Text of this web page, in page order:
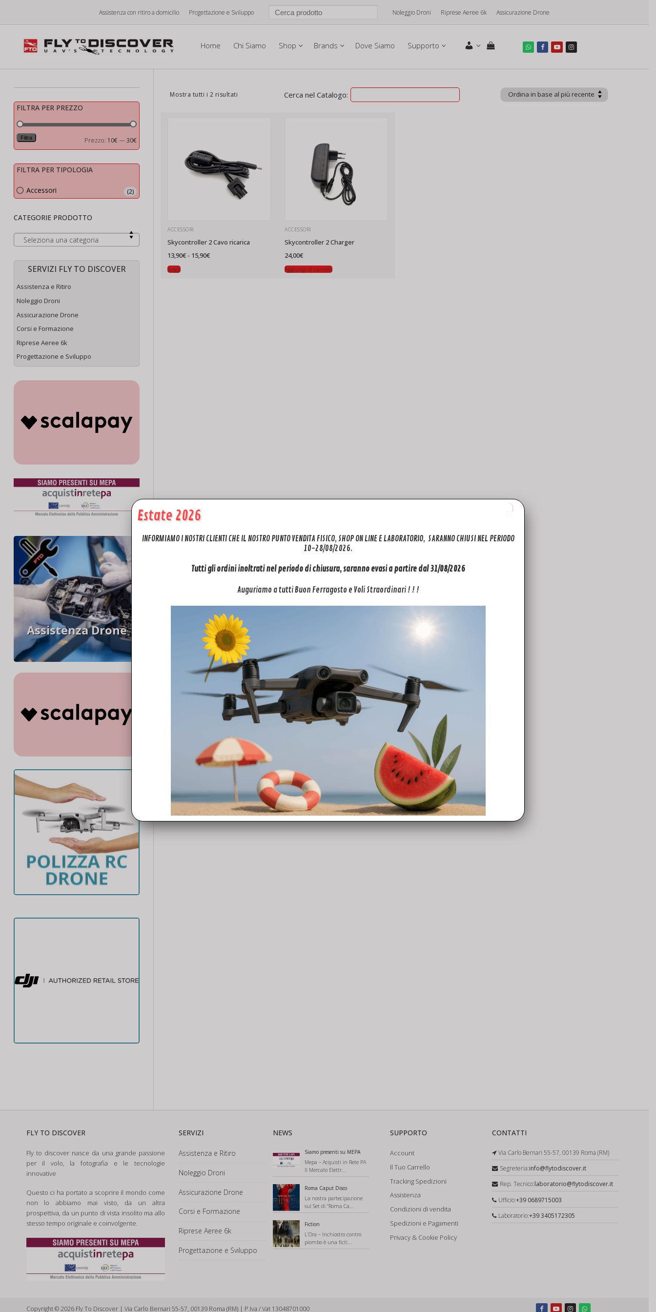
contenuto
Assistenza con ritiro a domicilio Progettazione e Sviluppo Noleggio Droni Riprese Aeree 6k Assicurazione Drone
Home Chi Siamo Shop Brands Dove Siamo Supporto
Mostra tutti i 2 risultati Cerca nel Catalogo:
ACCESSORI
Skycontroller 2 Cavo ricarica
13,90€ - 15,90€Fascia
Scegli
ACCESSORI
Skycontroller 2 Charger
24,00€
Aggiungi al carrello
FILTRA PER PREZZO
Prezzo
Prezzo
Filtra Prezzo: 10€—30€
FILTRA PER TIPOLOGIA
Accessori (2)
CATEGORIE PRODOTTO
Seleziona una categoria
SERVIZI FLY TO DISCOVER
Assistenza e Ritiro
Noleggio Droni
Assicurazione Drone
Corsi e Formazione
Riprese Aeree 6k
Progettazione e Sviluppo
Assistenza Drone
FLY TO DISCOVER
Fly to discover nasce da una grande passione
per il volo, la fotografia e le tecnologie
innovative
Questo ci ha portato a scoprire il mondo come
non lo abbiamo mai visto, da un altra
prospettiva, da un punto di vista insolito ma allo
stesso tempo originale e coinvolgente.
SERVIZI
Assistenza e Ritiro
Noleggio Droni
Assicurazione Drone
Corsi e Formazione
Riprese Aeree 6k
Progettazione e Sviluppo
NEWS
Siamo presenti su MEPA
Mepa – Acquisti in Rete PA
Il Mercato Elettr...
Roma Caput Disco
La nostra partecipazione
sul Set di “Roma Ca...
Fiction
L’Ora – Inchiostro contro
piombo è una ficti...
SUPPORTO
Account
Il Tuo Carrello
Tracking Spedizioni
Assistenza
Condizioni di vendita
Spedizioni e Pagamenti
Privacy & Cookie Policy
CONTATTI
Via Carlo Bernari 55-57, 00139 Roma (RM)
Segreteria:info@flytodiscover.it
Rep. Tecnico:laboratorio@flytodiscover.it
Ufficio:+39 0689715003
Laboratorio:+39 3405172305
Copyright © 2026 Fly To Discover | Via Carlo Bernari 55-57, 00139 Roma (RM) | P.Iva / Vat 13048701000
Estate 2026
INFORMIAMO I NOSTRI CLIENTI CHE IL NOSTRO PUNTO VENDITA FISICO, SHOP ON LINE E LABORATORIO, SARANNO CHIUSI NEL PERIODO
10-28/08/2026.
Tutti gli ordini inoltrati nel periodo di chiusura, saranno evasi a partire dal 31/08/2026
Auguriamo a tutti Buon Ferragosto e Voli Straordinari ! ! !